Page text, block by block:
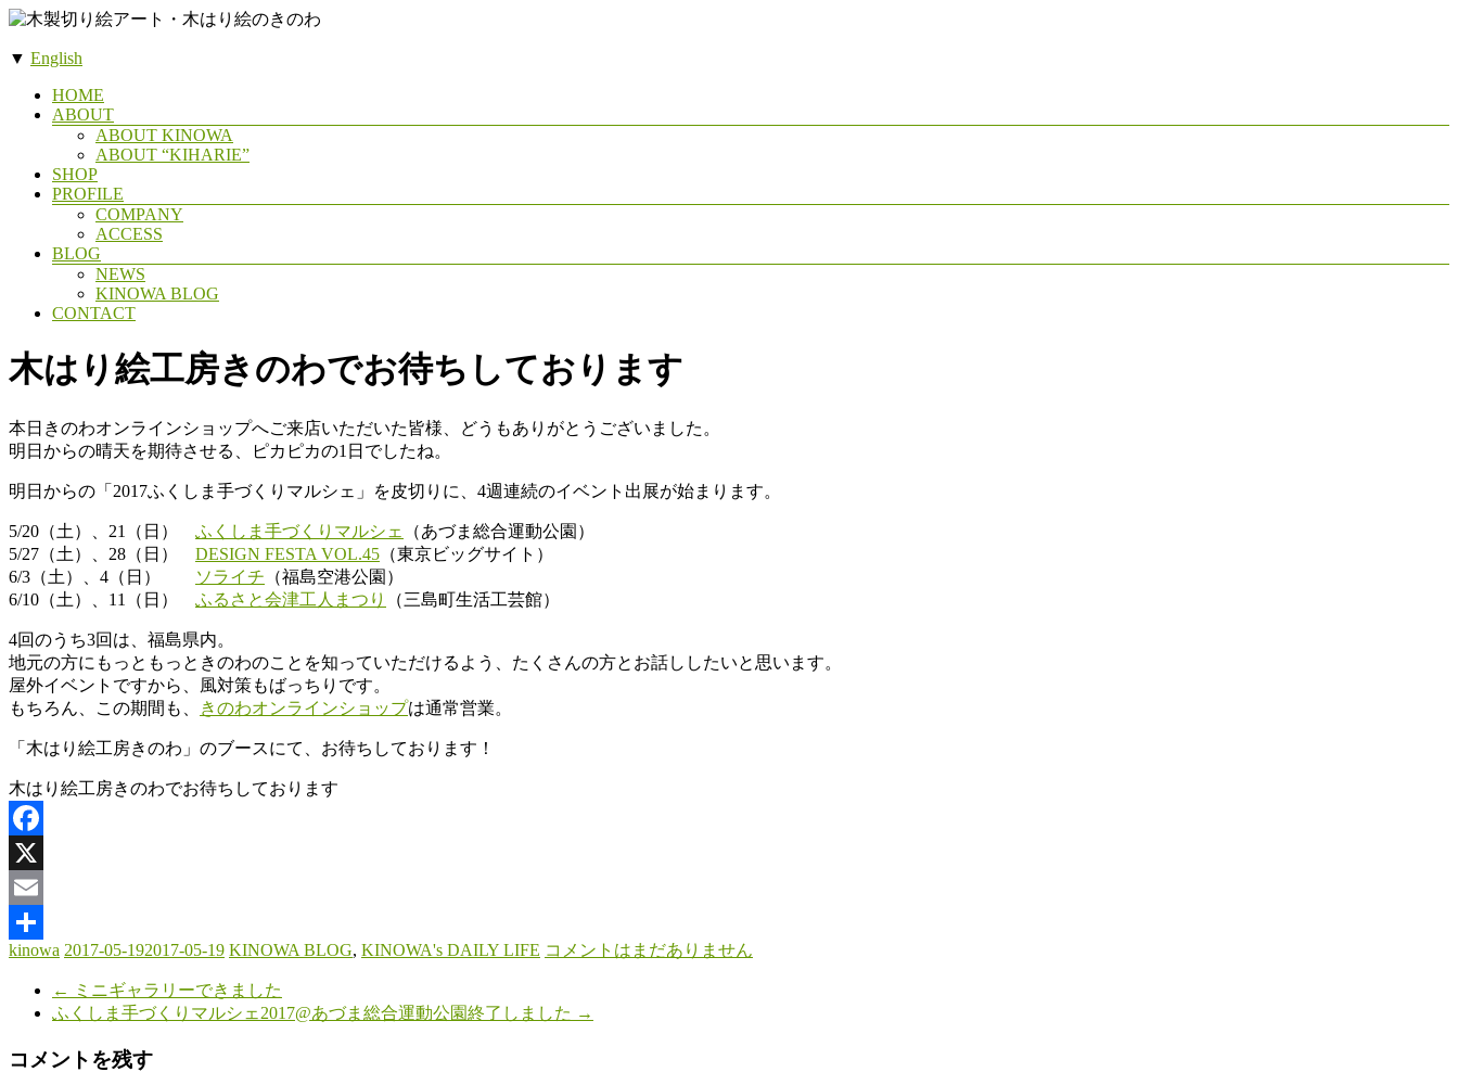
コ
テ
り
絵
の
き
わ
木
と
と
に
暮
ら
す。
▼ English
HOME
ABOUT
ABOUT KINOWA
ABOUT “KIHARIE”
SHOP
PROFILE
COMPANY
ACCESS
BLOG
NEWS
KINOWA BLOG
CONTACT
木はり絵工房きのわでお待ちしております
本日きのわオンラインショップへご来店いただいた皆様、どうもありがとうございました。
明日からの晴天を期待させる、ピカピカの1日でしたね。
明日からの「2017ふくしま手づくりマルシェ」を皮切りに、4週連続のイベント出展が始まります。
5/20（土）、21（日） ふくしま手づくりマルシェ
（あづま総合運動公園）
5/27（土）、28（日） DESIGN FESTA VOL.45 （東京ビッグサイト）
6/3（土）、4（日）
ソライチ （福島空港公園）
6/10（土）、11（日） ふるさと会津工人まつり （三島町生活工芸館）
4回のうち3回は、福島県内。
地元の方にもっともっときのわのことを知っていただけるよう、たくさんの方とお話ししたいと思います。
屋外イベントですから、風対策もばっちりです。
もちろん、この期間も、
きのわオンラインショップは通常営業。
「木はり絵工房きのわ」のブースにて、お待ちしております！
木はり絵工房きのわでお待ちしております
Facebook
X
Email
共
kinowa 2017-05-192017-05-19 KINOWA BLOG, KINOWA's DAILY LIFE コメントはまだありません
←
ミニギャラリーできました
ふくしま手づくりマルシェ2017@あづま総合運動公園終了しました →
コメントを残す